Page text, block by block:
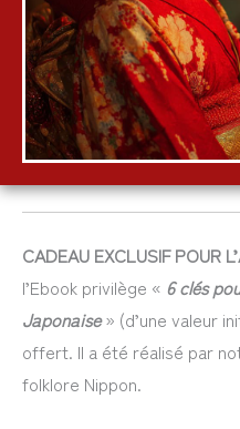
CADEAU EXCLUSIF POUR
l’Ebook privilège « 6 clés
Japonaise» (d’une valeur
offert. Il a été réalisé par
folklore Nippon.